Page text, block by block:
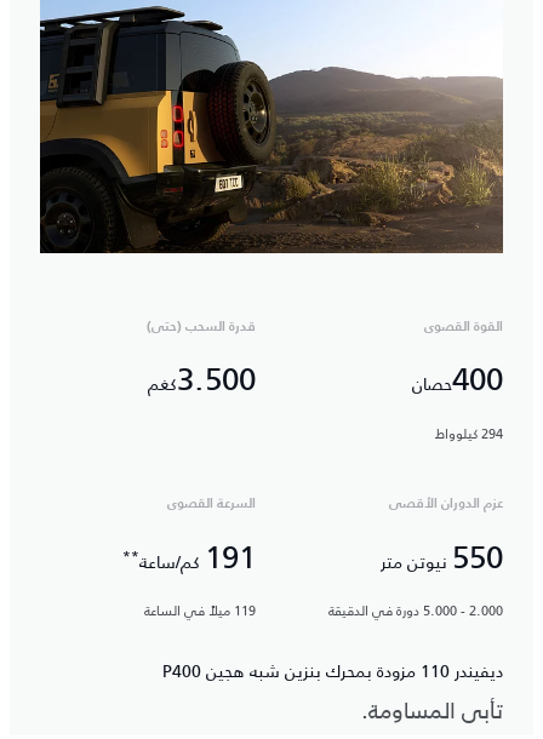
القوة القصوى
400حصان
294 كيلوواط
قدرة السحب (حتى)
3.500كغم
عزم الدوران الأقصى
550 نيوتن متر
2.000 - 5.000 دورة في الدقيقة
السرعة القصوى
191 كم/ساعة**
119 ميلاً في الساعة
ديفيندر 110 مزودة بمحرك بنزين شبه هجين P400
تأبى المساومة.